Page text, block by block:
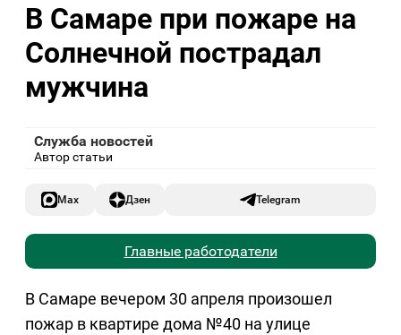
В Самаре при пожаре на
Солнечной пострадал
мужчина
Служба новостей
Автор статьи
Max Дзен Telegram
Главные работодатели
В Самаре вечером 30 апреля произошел
пожар в квартире дома №40 на улице